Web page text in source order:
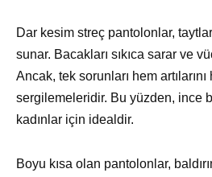
Dar kesim streç pantolonlar,
sunar. Bacakları sıkıca sarar ve
Ancak, tek sorunları hem
sergilemeleridir. Bu yüzden, ince
kadınlar için idealdir.
Boyu kısa olan pantolonlar,